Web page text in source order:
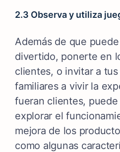
2.3 Observa y utiliza
Además de que
divertido, ponerte en
clientes, o invitar a
familiares a vivir la
fueran clientes,
explorar el
mejora de los
como algunas